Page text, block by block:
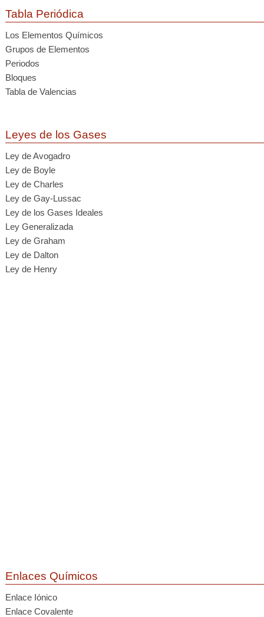
Tabla Periódica
Los Elementos Químicos
Grupos de Elementos
Periodos
Bloques
Tabla de Valencias
Leyes de los Gases
Ley de Avogadro
Ley de Boyle
Ley de Charles
Ley de Gay-Lussac
Ley de los Gases Ideales
Ley Generalizada
Ley de Graham
Ley de Dalton
Ley de Henry
Enlaces Químicos
Enlace Iónico
Enlace Covalente